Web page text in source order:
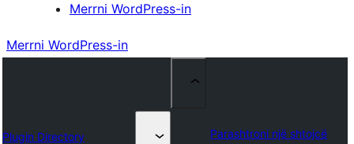
Merrni WordPress-in
Merrni WordPress-in
Plugin Directory Parashtroni një shtojcë